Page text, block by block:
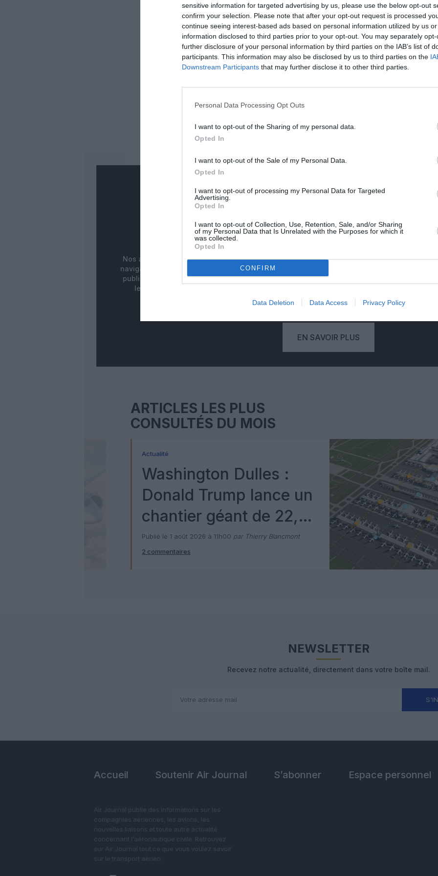
sensitive information for targeted advertising by us, please use the below opt-out
confirm your selection. Please note that after your opt-out request is processed
continue seeing interest-based ads based on personal information utilized by us
information disclosed to third parties prior to your opt-out. You may separately
further disclosure of your personal information by third parties on the IAB’s list of
participants. This information may also be disclosed by us to third parties on the
Downstream Participants that may further disclose it to other third parties.
Personal Data Processing Opt Outs
I want to opt-out of the Sharing of my personal data.
Opted In
I want to opt-out of the Sale of my Personal Data.
Opted In
I want to opt-out of processing my Personal Data for Targeted
Advertising.
Opted In
I want to opt-out of Collection, Use, Retention, Sale, and/or Sharing
of my Personal Data that Is Unrelated with the Purposes for which it
was collected.
Opted In
CONFIRM
Data Deletion Data Access Privacy Policy
ABONNEMENT
PUBLICITÉ
MASQUÉE
Nos abonnés bénéficient d'une
navigation fluide sans bandeaux
publicitaires pour une meilleure
lecture de nos contenus.
PSEUDONYME
RÉSERVÉ
Votre pseudonyme est validé à
empêchant qu'un autre lecteur
EN SAVOIR PLUS
ARTICLES LES PLUS
CONSULTÉS DU MOIS
Actualité
Washington Dulles :
Donald Trump lance un
chantier géant de 22,5
milliards de dollars
Publié le 1 août 2026 à 11h00 par Thierry Blancmont
2 commentaires
NEWSLETTER
Recevez notre actualité, directement dans votre boîte mail.
Accueil Soutenir Air Journal S’abonner Espace personnel